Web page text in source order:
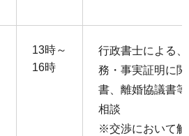
13時～
16時
行政書士による
務・事実証明に
書、離婚協議書
相談
※交渉において